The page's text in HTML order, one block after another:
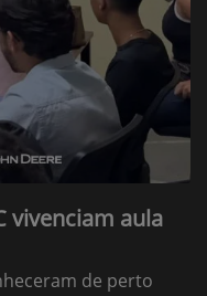
vivenciam aula
de perto